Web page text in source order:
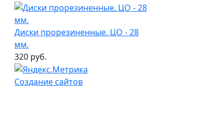
Диски прорезиненные. ЦО - 28
мм.
320 руб.
Создание сайтов